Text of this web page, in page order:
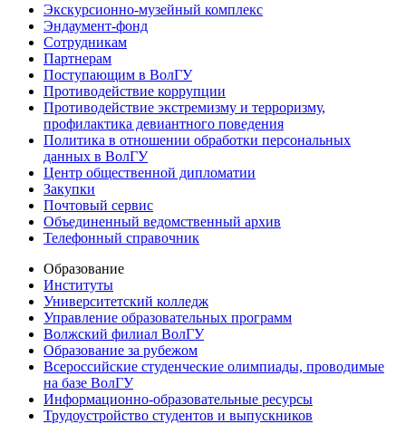
Экскурсионно-музейный комплекс
Эндаумент-фонд
Сотрудникам
Партнерам
Поступающим в ВолГУ
Противодействие коррупции
Противодействие экстремизму и терроризму,
профилактика девиантного поведения
Политика в отношении обработки персональных
данных в ВолГУ
Центр общественной дипломатии
Закупки
Почтовый сервис
Объединенный ведомственный архив
Телефонный справочник
Образование
Институты
Университетский колледж
Управление образовательных программ
Волжский филиал ВолГУ
Образование за рубежом
Всероссийские студенческие олимпиады, проводимые
на базе ВолГУ
Информационно-образовательные ресурсы
Трудоустройство студентов и выпускников